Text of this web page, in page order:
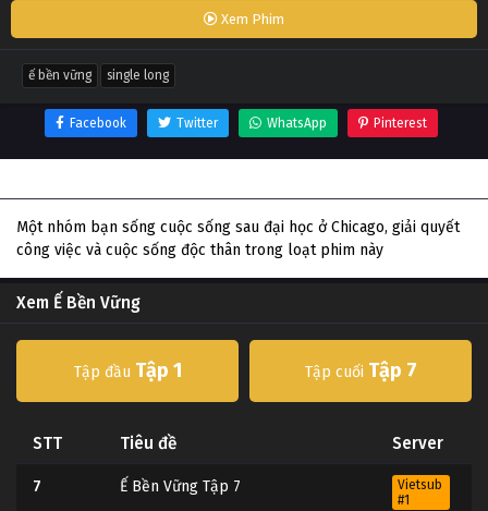
Xem Phim
ế bền vững single long
Facebook Twitter WhatsApp Pinterest
Một nhóm bạn sống cuộc sống sau đại học ở Chicago, giải quyết
công việc và cuộc sống độc thân trong loạt phim này
Xem Ế Bền Vững
Tập đầu Tập 1 Tập cuối Tập 7
STT Tiêu đề Server
7 Ế Bền Vững Tập 7
Vietsub
#1